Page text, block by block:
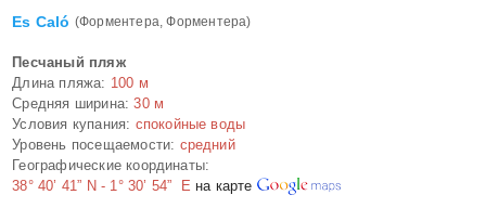
Es Caló (Форментера, Форментера)
Песчаный пляж
Длина пляжа: 100 м
Средняя ширина:30 м
Условия купания: спокойные воды
Уровень посещаемости: средний
Географические координаты:
38° 40’ 41” N - 1° 30’ 54” E на карте